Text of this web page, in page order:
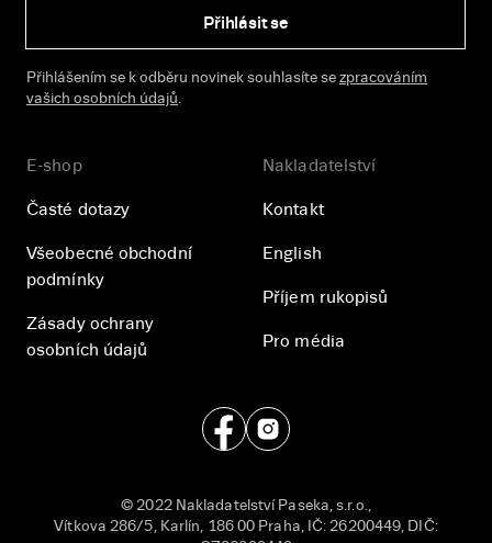
Přihlásit se
Přihlášením se k odběru novinek souhlasíte se zpracováním
vašich osobních údajů.
E-shop
Časté dotazy
Všeobecné obchodní
podmínky
Zásady ochrany
osobních údajů
Nakladatelství
Kontakt
English
Příjem rukopisů
Pro média
© 2022 Nakladatelství Paseka, s.r.o.,
Vítkova 286/5, Karlín, 186 00 Praha, IČ: 26200449, DIČ: